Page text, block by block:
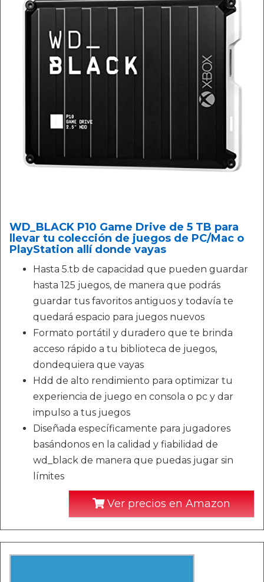
WD_BLACK P10 Game Drive de 5 TB para
llevar tu colección de juegos de PC/Mac o
PlayStation allí donde vayas
Hasta 5.tb de capacidad que pueden guardar
hasta 125 juegos, de manera que podrás
guardar tus favoritos antiguos y todavía te
quedará espacio para juegos nuevos
Formato portátil y duradero que te brinda
acceso rápido a tu biblioteca de juegos,
dondequiera que vayas
Hdd de alto rendimiento para optimizar tu
experiencia de juego en consola o pc y dar
impulso a tus juegos
Diseñada específicamente para jugadores
basándonos en la calidad y fiabilidad de
wd_black de manera que puedas jugar sin
límites
Ver precios en Amazon